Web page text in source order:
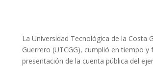
La Universidad Tecnológica de la Costa
Guerrero (UTCGG), cumplió en tiempo y
presentación de la cuenta pública del